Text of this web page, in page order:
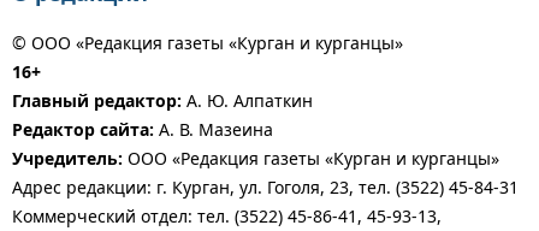
© ООО «Редакция газеты «Курган и курганцы»
16+
Главный редактор: А. Ю. Алпаткин
Редактор сайта: А. В. Мазеина
Учредитель: ООО «Редакция газеты «Курган и курганцы»
Адрес редакции: г. Курган, ул. Гоголя, 23, тел. (3522) 45-84-31
Коммерческий отдел: тел. (3522) 45-86-41, 45-93-13,